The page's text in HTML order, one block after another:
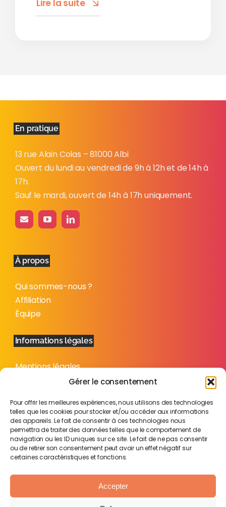
Gérer le consentement
Pour offrir les meilleures expériences, nous utilisons des technologies
telles que les cookies pour stocker et/ou accéder aux informations
des appareils. Le fait de consentir à ces technologies nous
permettra de traiter des données telles que le comportement de
navigation ou les ID uniques sur ce site. Le fait de ne pas consentir
ou de retirer son consentement peut avoir un effet négatif sur
certaines caractéristiques et fonctions.
Accepter
Lire la suite
En pratique
13 rue Alain Colas – 81000 Albi
Ouvert du lundi au vendredi de 9h à 12h et de 14h à
17h.
Sauf le mardi, ouvert de 14h à 17h uniquement.
À propos
Qui sommes-nous ?
Affiliation
Équipe
Informations légales
Mentions légales
Politique de confidentialité